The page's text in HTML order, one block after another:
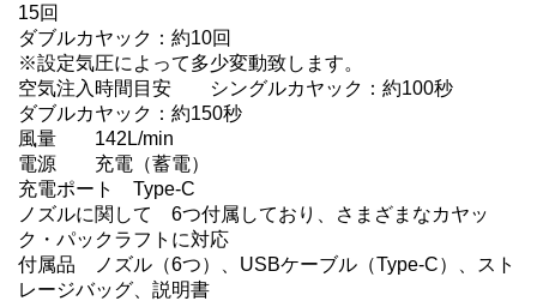
15回
ダブルカヤック：約10回
※設定気圧によって多少変動致します。
空気注入時間目安	シングルカヤック：約100秒
ダブルカヤック：約150秒
風量	142L/min
電源	充電（蓄電）
充電ポート	Type-C
ノズルに関して	6つ付属しており、さまざまなカヤッ
ク・パックラフトに対応
付属品	ノズル（6つ）、USBケーブル（Type-C）、スト
レージバッグ、説明書